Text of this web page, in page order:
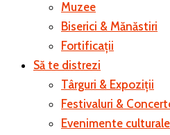
Muzee
Biserici & Mănăstiri
Fortificații
Să te distrezi
Târguri & Expoziții
Festivaluri &
Evenimente culturale